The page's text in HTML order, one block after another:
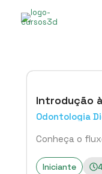
Introdução
Odontologia
Conheça o
Iniciante